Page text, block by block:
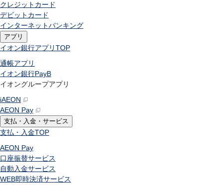
クレジットカード
デビットカード
インターネットバンキング
アプリ
イオン銀行アプリTOP
通帳アプリ
イオン銀行PayB
イオングループアプリ
iAEON
AEON Pay
支払・入金・サービス
支払・入金TOP
AEON Pay
口座振替サービス
自動入金サービス
WEB即時決済サービス